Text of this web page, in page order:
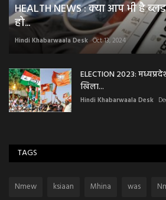
HEALTH NEWS : क्या आप भी है
हो...
Hindi Khabarwaala Desk Oct 13, 2024
ELECTION 2023:
खिला...
Hindi Khabarwaala Desk
TAGS
Nmew ksiaan Mhina was